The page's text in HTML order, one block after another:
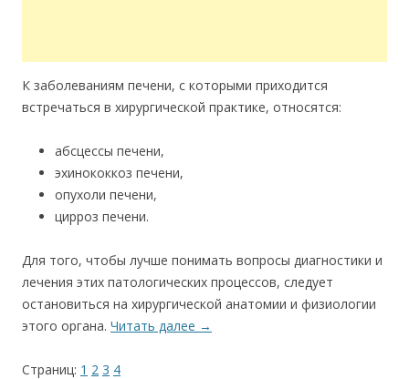
К заболеваниям печени, с которыми приходится
встречаться в хирургической практике, относятся:
абсцессы печени,
эхинококкоз печени,
опухоли печени,
цирроз печени.
Для того, чтобы лучше понимать вопросы диагностики и
лечения этих патологических процессов, следует
остановиться на хирургической анатомии и физиологии
этого органа. Читать далее →
Страниц: 1 2 3 4